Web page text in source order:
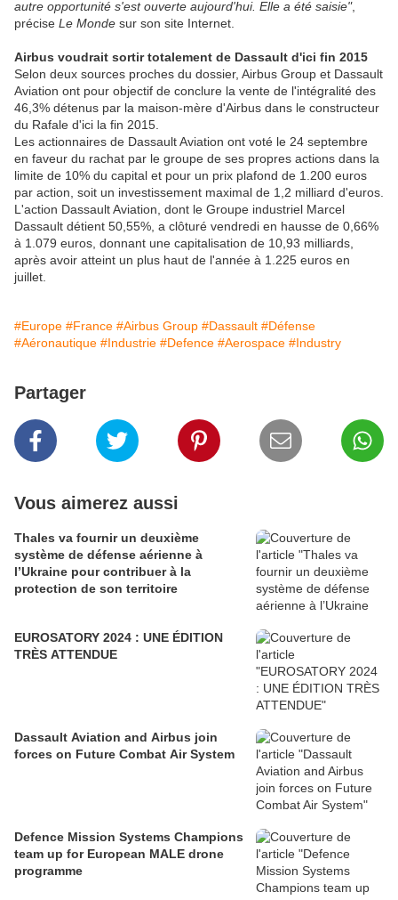
autre opportunité s'est ouverte aujourd'hui. Elle a été saisie",
précise Le Monde sur son site Internet.
Airbus voudrait sortir totalement de Dassault d'ici fin 2015
Selon deux sources proches du dossier, Airbus Group et Dassault
Aviation ont pour objectif de conclure la vente de l'intégralité des
46,3% détenus par la maison-mère d'Airbus dans le constructeur
du Rafale d'ici la fin 2015.
Les actionnaires de Dassault Aviation ont voté le 24 septembre
en faveur du rachat par le groupe de ses propres actions dans la
limite de 10% du capital et pour un prix plafond de 1.200 euros
par action, soit un investissement maximal de 1,2 milliard d'euros.
L'action Dassault Aviation, dont le Groupe industriel Marcel
Dassault détient 50,55%, a clôturé vendredi en hausse de 0,66%
à 1.079 euros, donnant une capitalisation de 10,93 milliards,
après avoir atteint un plus haut de l'année à 1.225 euros en
juillet.
#Europe #France #Airbus Group #Dassault #Défense
#Aéronautique #Industrie #Defence #Aerospace #Industry
Partager
Vous aimerez aussi
Thales va fournir un deuxième
système de défense aérienne à
l’Ukraine pour contribuer à la
protection de son territoire
EUROSATORY 2024 : UNE ÉDITION
TRÈS ATTENDUE
Dassault Aviation and Airbus join
forces on Future Combat Air System
Defence Mission Systems Champions
team up for European MALE drone
programme